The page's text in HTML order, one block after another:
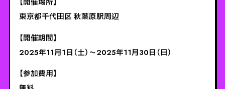
東京都千代田区 秋葉原駅周辺
【開催期間】
2025年11月1日（土）～2025年11月30日（日）
【参加費用】